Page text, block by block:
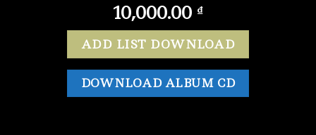
10,000.00 ₫
ADD LIST DOWNLOAD
DOWNLOAD ALBUM CD